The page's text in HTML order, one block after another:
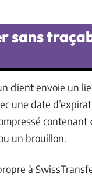
sans
client envoie un
une date
un brouillon.
à